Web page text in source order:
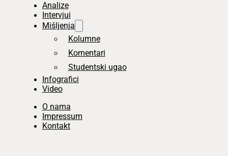
Analize
Intervjui
Mišljenja
Kolumne
Komentari
Studentski ugao
Infografici
Video
O nama
Impressum
Kontakt